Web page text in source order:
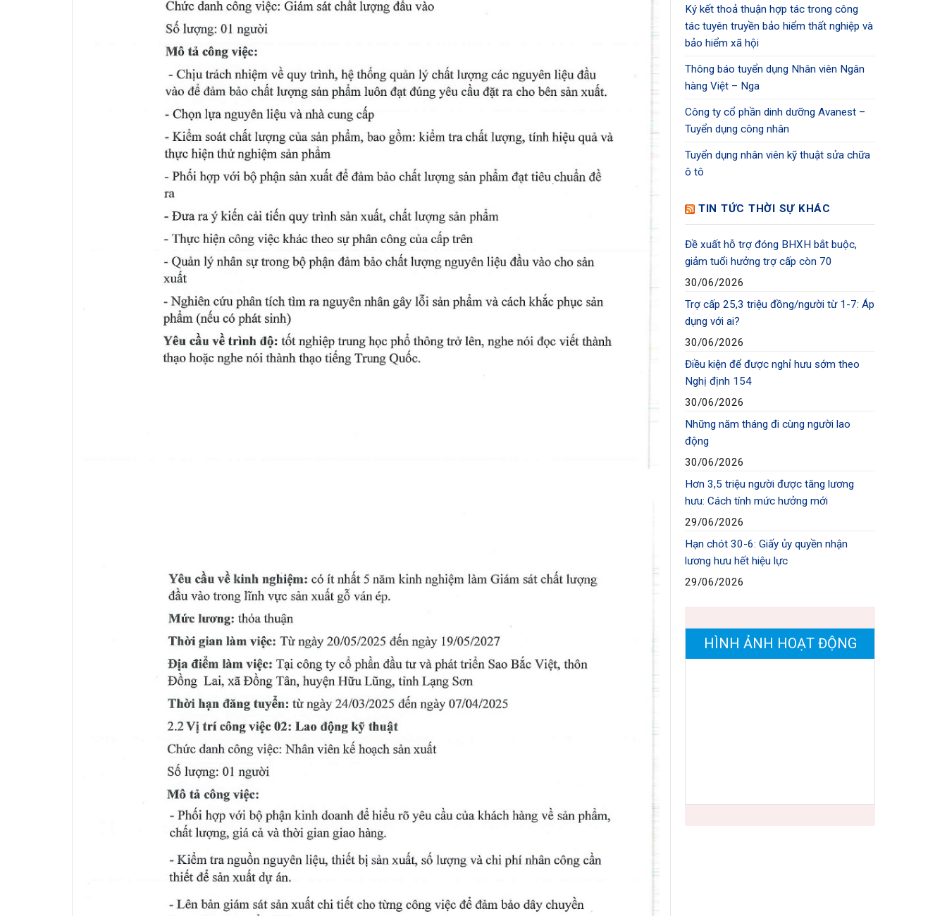
Ký kết thoả thuận hợp tác trong công
tác tuyên truyền bảo hiểm thất nghiệp và
bảo hiểm xã hội
Thông báo tuyển dụng Nhân viên Ngân
hàng Việt – Nga
Công ty cổ phần dinh dưỡng Avanest –
Tuyển dụng công nhân
Tuyển dụng nhân viên kỹ thuật sửa chữa
ô tô
TIN TỨC THỜI SỰ KHÁC
Đề xuất hỗ trợ đóng BHXH bắt buộc,
giảm tuổi hưởng trợ cấp còn 70
30/06/2026
Trợ cấp 25,3 triệu đồng/người từ 1-7: Áp
dụng với ai?
30/06/2026
Điều kiện để được nghỉ hưu sớm theo
Nghị định 154
30/06/2026
Những năm tháng đi cùng người lao
động
30/06/2026
Hơn 3,5 triệu người được tăng lương
hưu: Cách tính mức hưởng mới
29/06/2026
Hạn chót 30-6: Giấy ủy quyền nhận
lương hưu hết hiệu lực
29/06/2026
HÌNH ẢNH HOẠT ĐỘNG